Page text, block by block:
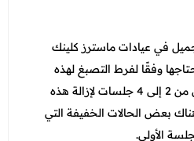
في عيادات ماسترز كلينك
وفقًا لفرط التصبغ لهذه
المناطق، وبوجه عام تحتاجين من 2 إلى 4 جلسات لإزالة هذه
بعض الحالات الخفيفة التي
الأولى.